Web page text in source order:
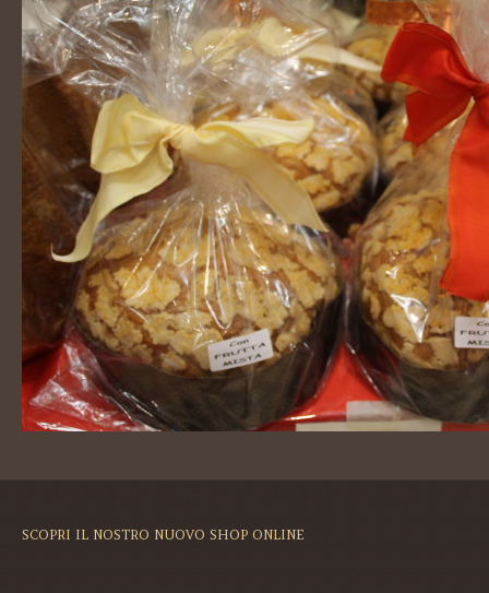
SCOPRI IL NOSTRO NUOVO SHOP ONLINE